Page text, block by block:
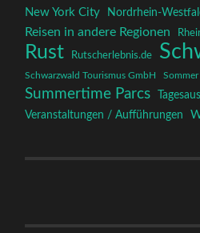
New York City Nordrhein-
Reisen in andere Regionen
Rust Rutscherlebnis.de
Schwarzwald Tourismus GmbH Sommer
Summertime Parcs
Veranstaltungen / Aufführungen